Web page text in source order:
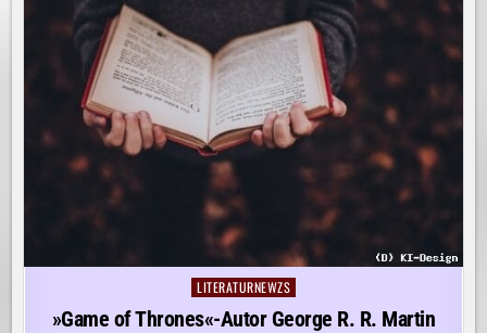
Posted
LITERATURNEWZS
»Game of Thrones«-Autor George R. R. Martin